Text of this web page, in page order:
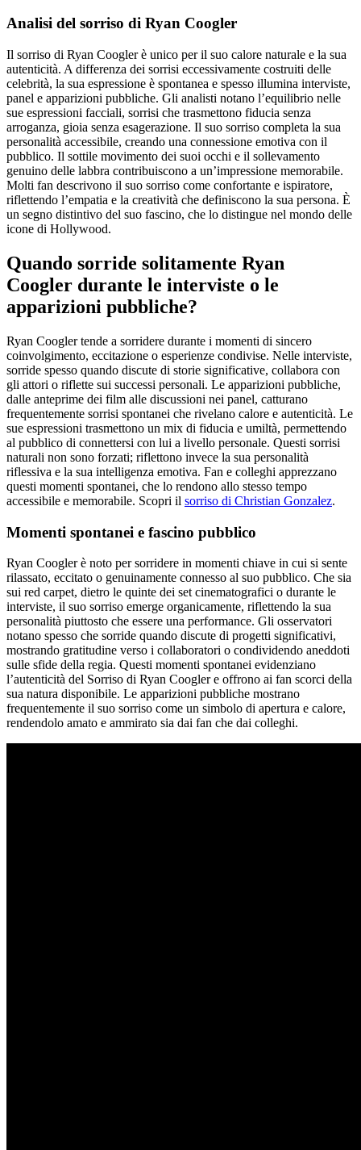
Analisi del sorriso di Ryan Coogler
Il sorriso di Ryan Coogler è unico per il suo calore naturale e la sua
autenticità. A differenza dei sorrisi eccessivamente costruiti delle
celebrità, la sua espressione è spontanea e spesso illumina interviste,
panel e apparizioni pubbliche. Gli analisti notano l’equilibrio nelle
sue espressioni facciali, sorrisi che trasmettono fiducia senza
arroganza, gioia senza esagerazione. Il suo sorriso completa la sua
personalità accessibile, creando una connessione emotiva con il
pubblico. Il sottile movimento dei suoi occhi e il sollevamento
genuino delle labbra contribuiscono a un’impressione memorabile.
Molti fan descrivono il suo sorriso come confortante e ispiratore,
riflettendo l’empatia e la creatività che definiscono la sua persona. È
un segno distintivo del suo fascino, che lo distingue nel mondo delle
icone di Hollywood.
Quando sorride solitamente Ryan
Coogler durante le interviste o le
apparizioni pubbliche?
Ryan Coogler tende a sorridere durante i momenti di sincero
coinvolgimento, eccitazione o esperienze condivise. Nelle interviste,
sorride spesso quando discute di storie significative, collabora con
gli attori o riflette sui successi personali. Le apparizioni pubbliche,
dalle anteprime dei film alle discussioni nei panel, catturano
frequentemente sorrisi spontanei che rivelano calore e autenticità. Le
sue espressioni trasmettono un mix di fiducia e umiltà, permettendo
al pubblico di connettersi con lui a livello personale. Questi sorrisi
naturali non sono forzati; riflettono invece la sua personalità
riflessiva e la sua intelligenza emotiva. Fan e colleghi apprezzano
questi momenti spontanei, che lo rendono allo stesso tempo
accessibile e memorabile. Scopri il sorriso di Christian Gonzalez.
Momenti spontanei e fascino pubblico
Ryan Coogler è noto per sorridere in momenti chiave in cui si sente
rilassato, eccitato o genuinamente connesso al suo pubblico. Che sia
sui red carpet, dietro le quinte dei set cinematografici o durante le
interviste, il suo sorriso emerge organicamente, riflettendo la sua
personalità piuttosto che essere una performance. Gli osservatori
notano spesso che sorride quando discute di progetti significativi,
mostrando gratitudine verso i collaboratori o condividendo aneddoti
sulle sfide della regia. Questi momenti spontanei evidenziano
l’autenticità del Sorriso di Ryan Coogler e offrono ai fan scorci della
sua natura disponibile. Le apparizioni pubbliche mostrano
frequentemente il suo sorriso come un simbolo di apertura e calore,
rendendolo amato e ammirato sia dai fan che dai colleghi.